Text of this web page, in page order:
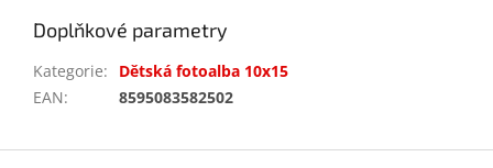
Doplňkové parametry
Kategorie:
Dětská fotoalba 10x15
EAN: 8595083582502